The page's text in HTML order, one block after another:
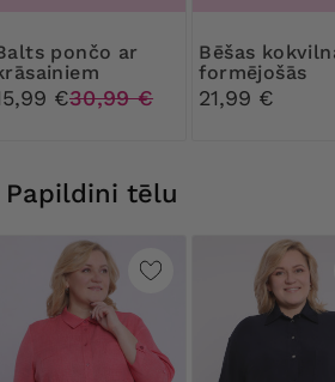
ar
€30,99 €
Bēšas kokvilnas
formējošās
biksītes ar
mežģīnēm
21,99 €
Papildini tēlu